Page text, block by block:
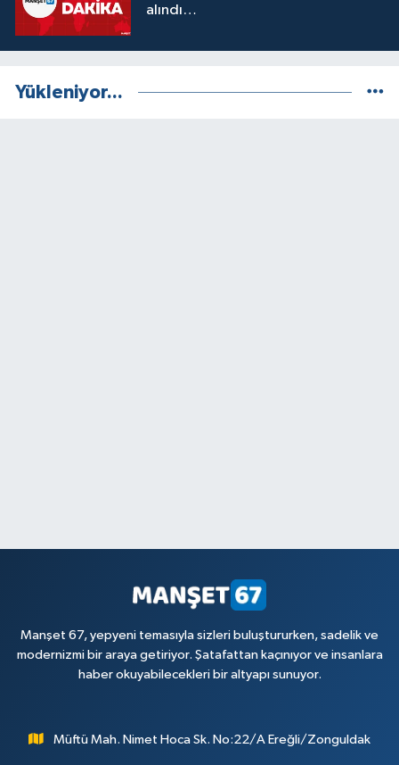
alındı…
Yükleniyor...
Manşet 67, yepyeni temasıyla sizleri buluştururken, sadelik ve
modernizmi bir araya getiriyor. Şatafattan kaçınıyor ve insanlara
haber okuyabilecekleri bir altyapı sunuyor.
Müftü Mah. Nimet Hoca Sk. No:22/A Ereğli/Zonguldak